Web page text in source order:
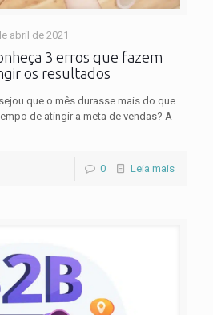
abril de 2021
3 erros que fazem
os resultados
que o mês durasse mais do que
de atingir a meta de vendas? A
0 Leia mais